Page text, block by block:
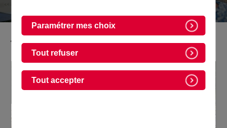
Paramétrer mes choix
Tout refuser
Tout accepter
Retour vers Vie-pratique/Votre-Mairie